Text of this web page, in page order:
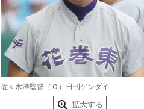
佐々木洋監督（Ｃ）日刊ゲンダイ
拡大する